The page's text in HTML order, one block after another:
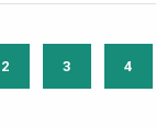
2 3 4